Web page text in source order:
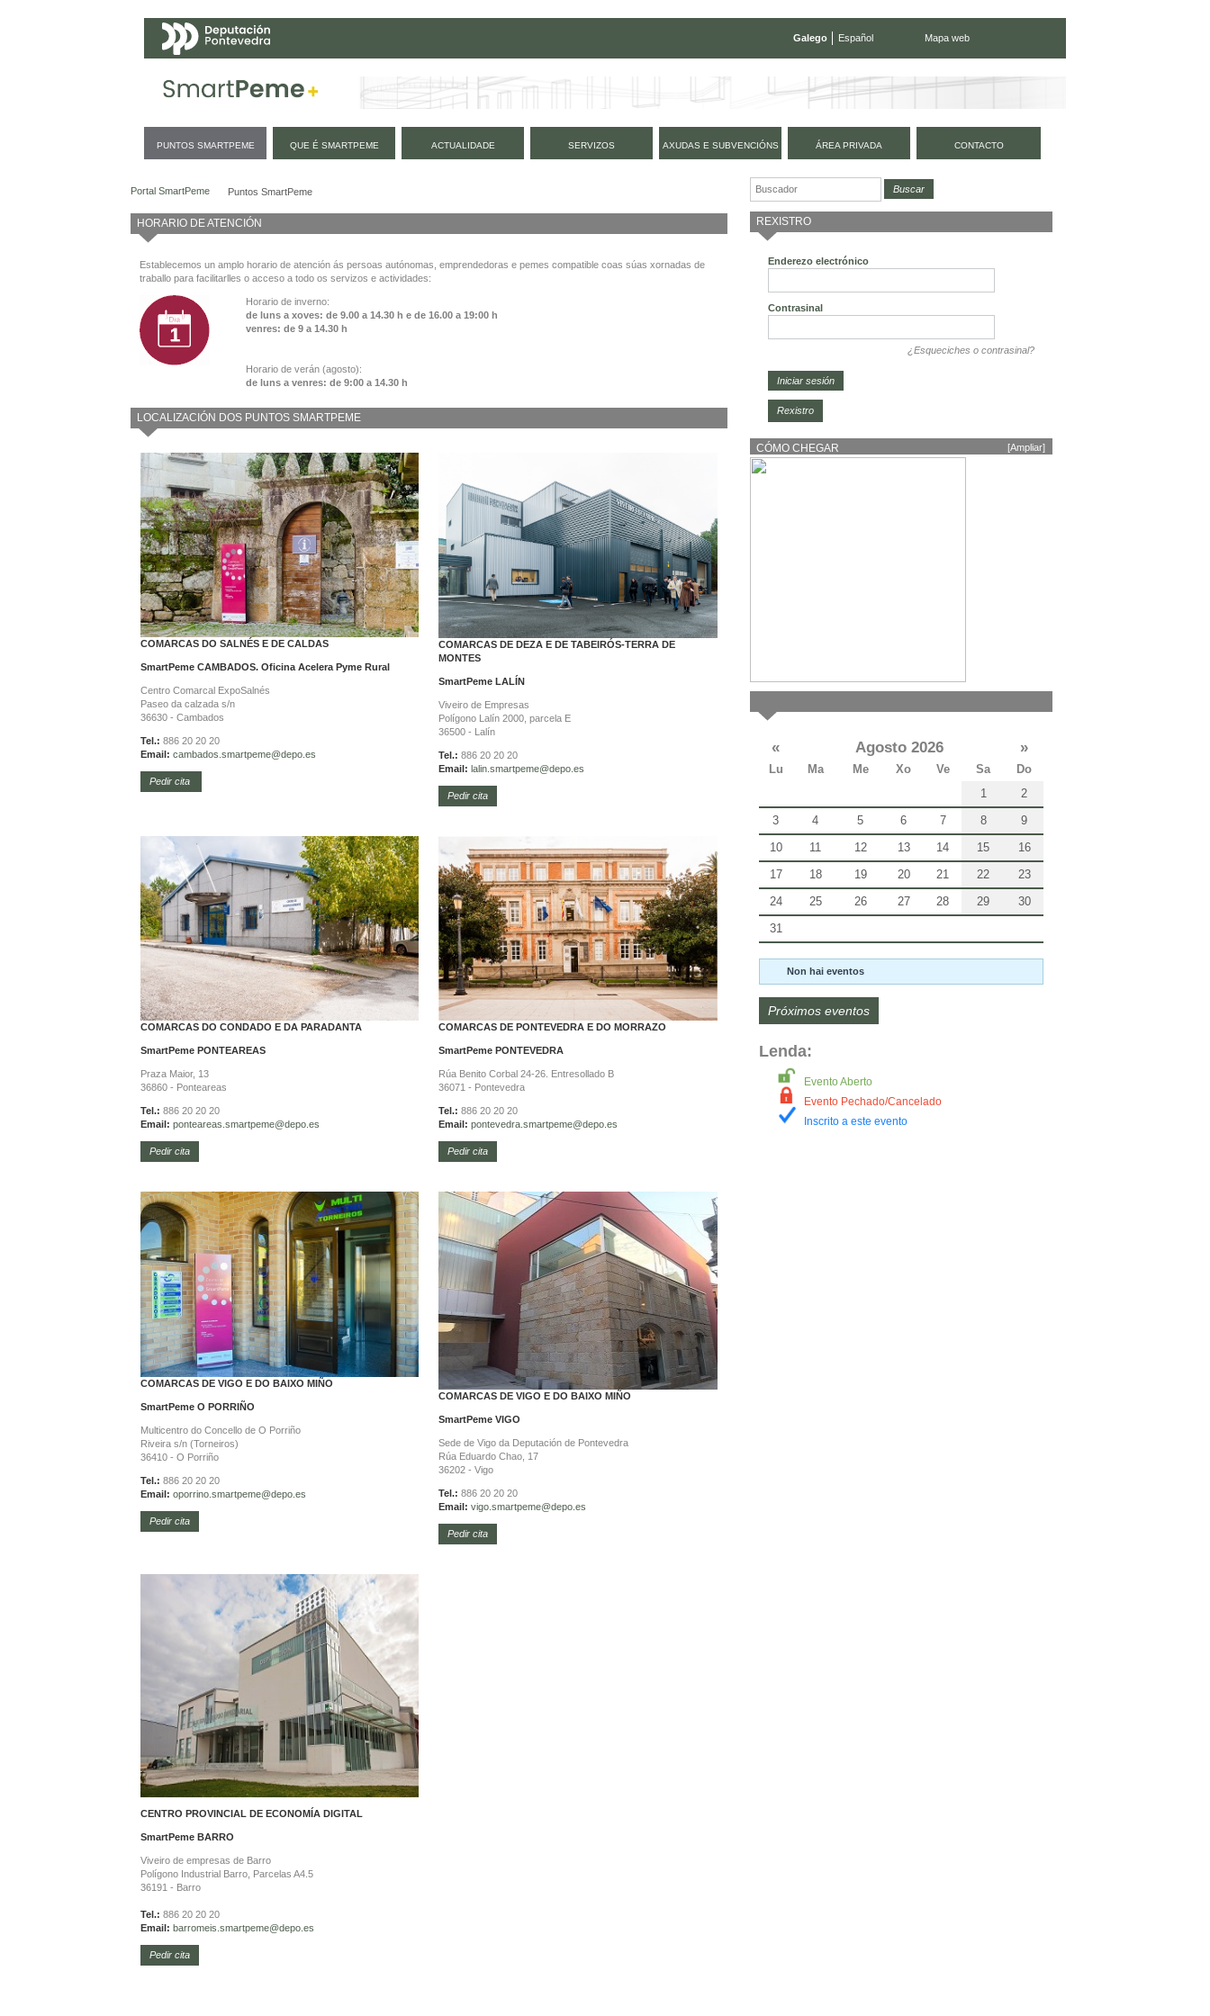
Galego Español Mapa web
PUNTOS SMARTPEME QUE É SMARTPEME ACTUALIDADE SERVIZOS AXUDAS E SUBVENCIÓNS ÁREA PRIVADA CONTACTO
Portal SmartPeme Puntos SmartPeme
HORARIO DE ATENCIÓN
Establecemos un amplo horario de atención ás persoas autónomas, emprendedoras e pemes compatible coas súas xornadas de
traballo para facilitarlles o acceso a todo os servizos e actividades:
Horario de inverno:
de luns a xoves: de 9.00 a 14.30 h e de 16.00 a 19:00 h
venres: de 9 a 14.30 h
Horario de verán (agosto):
de luns a venres: de 9:00 a 14.30 h
LOCALIZACIÓN DOS PUNTOS SMARTPEME
COMARCAS DO SALNÉS E DE CALDAS
SmartPeme CAMBADOS. Oficina Acelera Pyme Rural
Centro Comarcal ExpoSalnés
Paseo da calzada s/n
36630 - Cambados
Tel.: 886 20 20 20
Email: cambados.smartpeme@depo.es
Pedir cita
COMARCAS DE DEZA E DE TABEIRÓS-TERRA DE
MONTES
SmartPeme LALÍN
Viveiro de Empresas
Polígono Lalín 2000, parcela E
36500 - Lalín
Tel.: 886 20 20 20
Email: lalin.smartpeme@depo.es
Pedir cita
COMARCAS DO CONDADO E DA PARADANTA
SmartPeme PONTEAREAS
Praza Maior, 13
36860 - Ponteareas
Tel.: 886 20 20 20
Email: ponteareas. smartpeme@depo.es
Pedir cita
COMARCAS DE PONTEVEDRA E DO MORRAZO
SmartPeme PONTEVEDRA
Rúa Benito Corbal 24-26. Entresollado B
36071 - Pontevedra
Tel.: 886 20 20 20
Email: pontevedra.smartpeme@depo.es
Pedir cita
COMARCAS DE VIGO E DO BAIXO MIÑO
SmartPeme O PORRIÑO
Multicentro do Concello de O Porriño
Riveira s/n (Torneiros)
36410 - O Porriño
Tel.: 886 20 20 20
Email: oporrino. smartpeme@depo.es
Pedir cita
COMARCAS DE VIGO E DO BAIXO MIÑO
SmartPemeVIGO
Sede de Vigo da Deputación de Pontevedra
Rúa Eduardo Chao, 17
36202 - Vigo
Tel.: 886 20 20 20
Email: vigo.smartpeme@depo.es
Pedir cita
CENTRO PROVINCIAL DE ECONOMÍA DIGITAL
SmartPeme BARRO
Viveiro de empresas de Barro
Polígono Industrial Barro, Parcelas A4.5
36191 - Barro
Tel.: 886 20 20 20
Email: barromeis.smartpeme@depo.es
Pedir cita
REXISTRO
Enderezo electrónico
Contrasinal
¿Esqueciches o contrasinal?
Rexistro
[Ampliar]
CÓMO CHEGAR
« Agosto 2026 »
Lu Ma Me Xo Ve Sa
Do
1
2
3
4 5 6 7 8
9
10
11 12 13 14 15
16
17
18 19 20 21 22
23
24
25 26 27 28 29
30
31
Non hai eventos
Próximos eventos
Lenda:
Evento Aberto
Evento Pechado/Cancelado
Inscrito a este evento